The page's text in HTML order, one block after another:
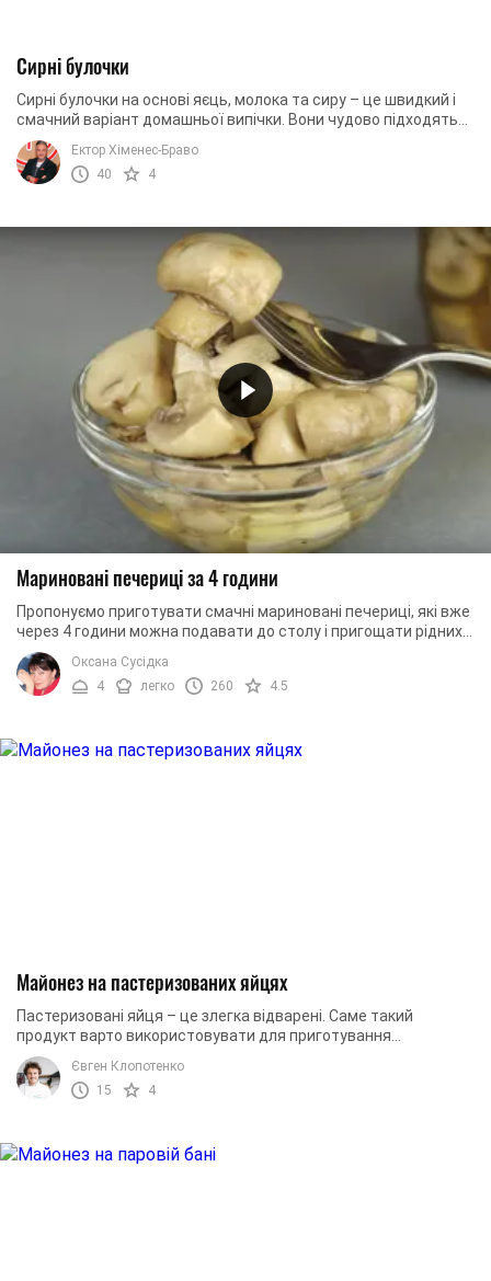
Сирні булочки
Сирні булочки на основі яєць, молока та сиру – це швидкий і
смачний варіант домашньої випічки. Вони чудово підходять
як до сніданку, так і до ...
Ектор Хіменес-Браво
40
4
Мариновані печериці за 4 години
Пропонуємо приготувати смачні мариновані печериці, які вже
через 4 години можна подавати до столу і пригощати рідних
та гостей. Таку закуску ви ...
Оксана Сусідка
4
легко 260 4.5
Майонез на пастеризованих яйцях
Пастеризовані яйця – це злегка відварені. Саме такий
продукт варто використовувати для приготування
домашнього майонезу. З таким соусом ваші страви ...
Євген Клопотенко
15
4